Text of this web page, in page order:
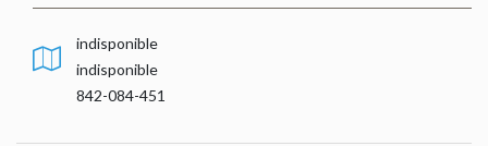
indisponible
indisponible
842-084-451